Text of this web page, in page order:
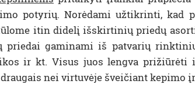
potyrių. Norėdami užtikrinti, kad
itin didelį išskirtinių priedų
priedai gaminami iš patvarių
ir kt. Visus juos lengva
nei virtuvėje šveičiant kepimo